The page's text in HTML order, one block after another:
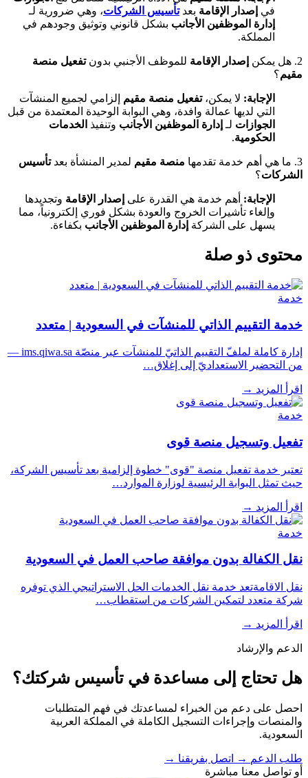
في إصدار الإقامة بعدتأسيس الشركات، وهي ضرورية لـ
إدارة الموظفين الأجانب بشكل قانوني وتوثيق وجودهم في
المملكة.
2. هل يمكن إصدار الإقامة للموظف الأجنبي بدونتفعيل منصة
مقيم؟
الإجابة: لا يمكن،تفعيل منصة مقيم إلزامي لجميع المنشآت
التي لديها عمالة وافدة، وهي البوابة الوحيدة المعتمدة من قبل
الجوازات لـ إدارة الموظفين الأجانب وتنفيذ الخدمات
الحكومية.
3. ما هي أهم خدمة تقدمها منصة مقيم لمدير المنشأة بعدتأسيس
الشركات؟
الإجابة: أهم خدمة هي القدرة على إصدار الإقامة وتجديدها
وإلغاء تأشيرات الخروج والعودة بشكل فوري إلكترونياً، مما
يسهل على الشركة إدارة الموظفين الأجانب بكفاءة.
محتوى ذو صلة
خدمة
خدمة التقييم الذاتي للمنشآت في السعودية | متعدد
إدارة كاملة لملفّ التقييم الذاتيّ للمنشآت عبر منصّة ims.qiwa.sa —
من التحضير الاستعداديّ إلى إغلاق…
اقرأ المزيد →
خدمة
تفعيل وتسجيل منصة قوى
تعتبر خدمة تفعيل منصة "قوى" خطوة إلزامية بعد تأسيس الشركة،
حيث تمثل البوابة الرئيسية لوزارة الموارد…
اقرأ المزيد →
خدمة
نقل الكفالة بدون موافقة صاحب العمل في السعودية
نقل الاقامةتعد خدمة نقل الخدمات الحل الاستراتيجي الذي توفره
شركة متعدد لتمكين الشركات من استقطاب…
اقرأ المزيد →
الدعم والإرشاد
هل تحتاج إلى مساعدة في تأسيس شركتك؟
احصل على دعم من الخبراء لمساعدتك في فهم المتطلبات
والمنصات وإجراءات التسجيل الكاملة في المملكة العربية
السعودية.
طلب الدعم → اتصل بفريقنا →
أو تواصل معنا مباشرة